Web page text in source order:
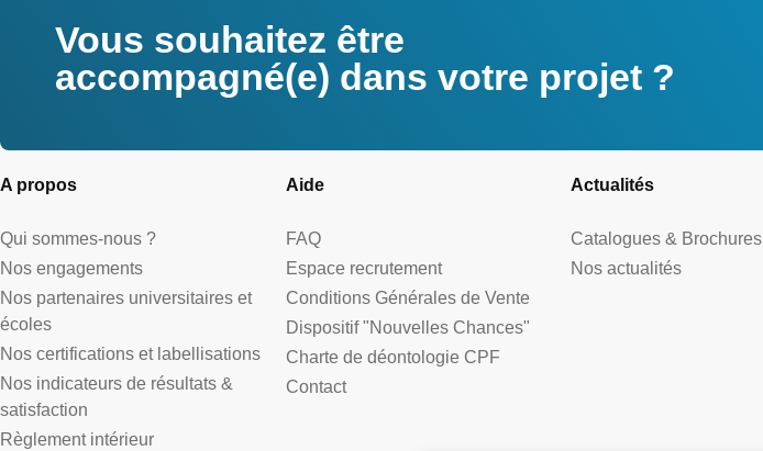
Vous souhaitez être
accompagné(e) dans votre projet ?
A propos
Qui sommes-nous ?
Nos engagements
Nos partenaires universitaires et
écoles
Nos certifications et labellisations
Nos indicateurs de résultats &
satisfaction
Règlement intérieur
Aide
FAQ
Espace recrutement
Conditions Générales de Vente
Dispositif "Nouvelles Chances"
Charte de déontologie CPF
Contact
Actualités
Catalogues & Brochures
Nos actualités